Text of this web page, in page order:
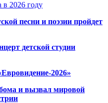
в 2026 году
песни и поэзии пройдет
детской студии
2026»
и вызвал мировой